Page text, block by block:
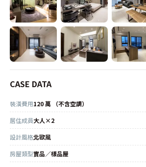
CASE DATA
裝潢費用120 萬 （不含空調）
居住成員大人×2
設計風格北歐風
房屋類型實品／樣品屋